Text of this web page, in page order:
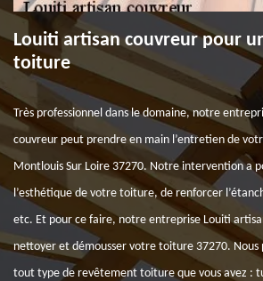
Louiti artisan couvreur pour
toiture
Très professionnel dans le domaine, notre
couvreur peut prendre en main l’entretien de
Montlouis Sur Loire 37270. Notre intervention a
l’esthétique de votre toiture, de renforcer
etc. Et pour ce faire, notre entreprise Louiti
nettoyer et démousser votre toiture 37270. Nous
tout type de revêtement toiture que vous avez :